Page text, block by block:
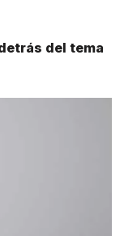
del tema